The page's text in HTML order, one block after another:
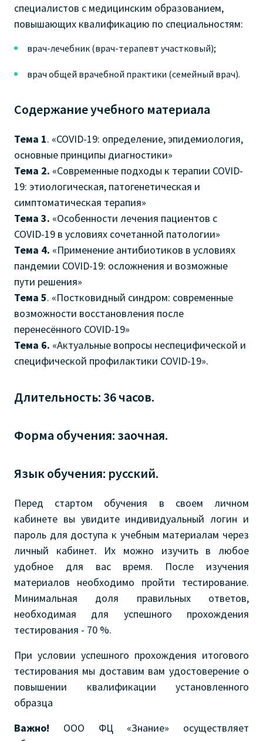
специалистов с медицинским образованием,
повышающих квалификацию по специальностям:
врач-лечебник (врач-терапевт участковый);
врач общей врачебной практики (семейный врач).
Содержание учебного материала
Тема 1. «COVID-19: определение, эпидемиология,
основные принципы диагностики»
Тема 2. «Современные подходы к терапии COVID-
19: этиологическая, патогенетическая и
симптоматическая терапия»
Тема 3. «Особенности лечения пациентов с
COVID-19 в условиях сочетанной патологии»
Тема 4. «Применение антибиотиков в условиях
пандемии COVID-19: осложнения и возможные
пути решения»
Тема 5. «Постковидный синдром: современные
возможности восстановления после
перенесённого COVID-19»
Тема 6. «Актуальные вопросы неспецифической и
специфической профилактики COVID-19».
Длительность: 36 часов.
Форма обучения: заочная.
Язык обучения: русский.
Перед стартом обучения в своем личном
кабинете вы увидите индивидуальный логин и
пароль для доступа к учебным материалам через
личный кабинет. Их можно изучить в любое
удобное для вас время. После изучения
материалов необходимо пройти тестирование.
Минимальная доля правильных ответов,
необходимая для успешного прохождения
тестирования - 70 %.
При условии успешного прохождения итогового
тестирования мы доставим вам удостоверение о
повышении квалификации установленного
образца
Важно! ООО ФЦ «Знание» осуществляет